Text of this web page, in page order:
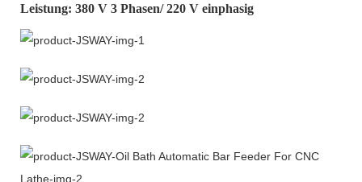
Leistung: 380 V 3 Phasen/ 220 V einphasig